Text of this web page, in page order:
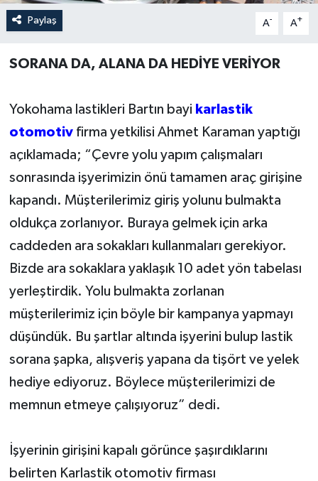
Paylaş A- A+
SORANA DA, ALANA DA HEDİYE VERİYOR
Yokohama lastikleri Bartın bayi karlastik
otomotivfirma yetkilisi Ahmet Karaman yaptığı
açıklamada; “Çevre yolu yapım çalışmaları
sonrasında işyerimizin önü tamamen araç girişine
kapandı. Müşterilerimiz giriş yolunu bulmakta
oldukça zorlanıyor. Buraya gelmek için arka
caddeden ara sokakları kullanmaları gerekiyor.
Bizde ara sokaklara yaklaşık 10 adet yön tabelası
yerleştirdik. Yolu bulmakta zorlanan
müşterilerimiz için böyle bir kampanya yapmayı
düşündük. Bu şartlar altında işyerini bulup lastik
sorana şapka, alışveriş yapana da tişört ve yelek
hediye ediyoruz. Böylece müşterilerimizi de
memnun etmeye çalışıyoruz” dedi.
İşyerinin girişini kapalı görünce şaşırdıklarını
belirten Karlastik otomotiv firması
Yaşam
YEREL